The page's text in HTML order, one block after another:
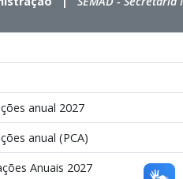
anual 2027
anual (PCA)
Anuais 2027